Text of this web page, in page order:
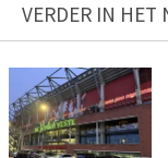
VERDER IN HET